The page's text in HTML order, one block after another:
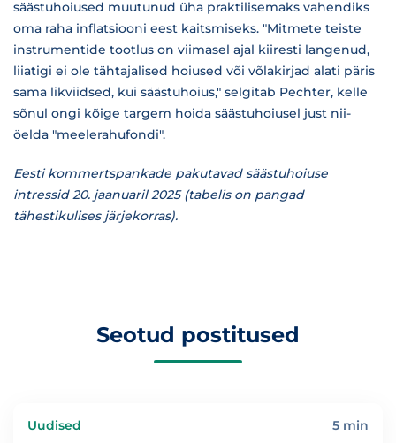
säästuhoiused muutunud üha praktilisemaks vahendiks
oma raha inflatsiooni eest kaitsmiseks. "Mitmete teiste
instrumentide tootlus on viimasel ajal kiiresti langenud,
liiatigi ei ole tähtajalised hoiused või võlakirjad alati päris
sama likviidsed, kui säästuhoius," selgitab Pechter, kelle
sõnul ongi kõige targem hoida säästuhoiusel just nii-
öelda "meelerahufondi".
Eesti kommertspankade pakutavad säästuhoiuse
intressid 20. jaanuaril 2025 (tabelis on pangad
tähestikulises järjekorras).
Seotud postitused
Uudised 5 min